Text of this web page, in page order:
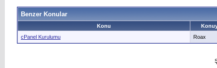
Benzer Konular
Konu
cPanel Kurulumu
Roax